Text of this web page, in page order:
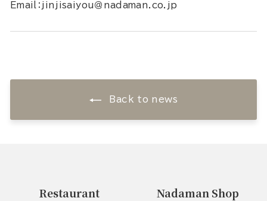
Email：jinjisaiyou＠nadaman.co.jp
Back to news
Restaurant Nadaman Shop